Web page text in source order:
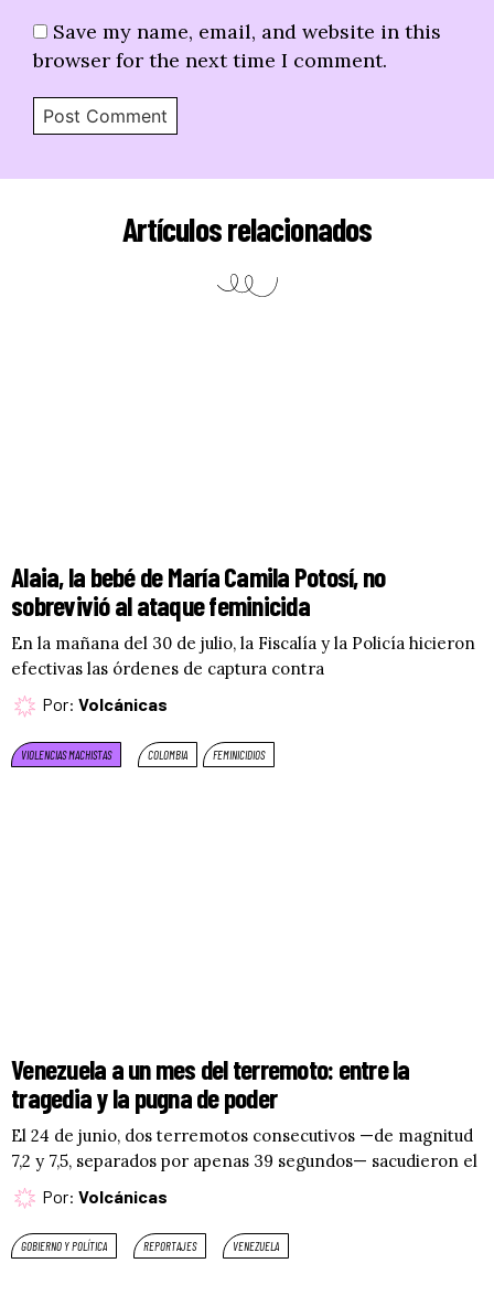
Save my name, email, and website in this
browser for the next time I comment.
Artículos relacionados
Alaia, la bebé de María Camila Potosí, no
sobrevivió al ataque feminicida
En la mañana del 30 de julio, la Fiscalía y la Policía hicieron
efectivas las órdenes de captura contra
Por: Volcánicas
VIOLENCIAS MACHISTAS COLOMBIA FEMINICIDIOS
Venezuela a un mes del terremoto: entre la
tragedia y la pugna de poder
El 24 de junio, dos terremotos consecutivos —de magnitud
7,2 y 7,5, separados por apenas 39 segundos— sacudieron el
Por: Volcánicas
GOBIERNO Y POLÍTICA REPORTAJES VENEZUELA